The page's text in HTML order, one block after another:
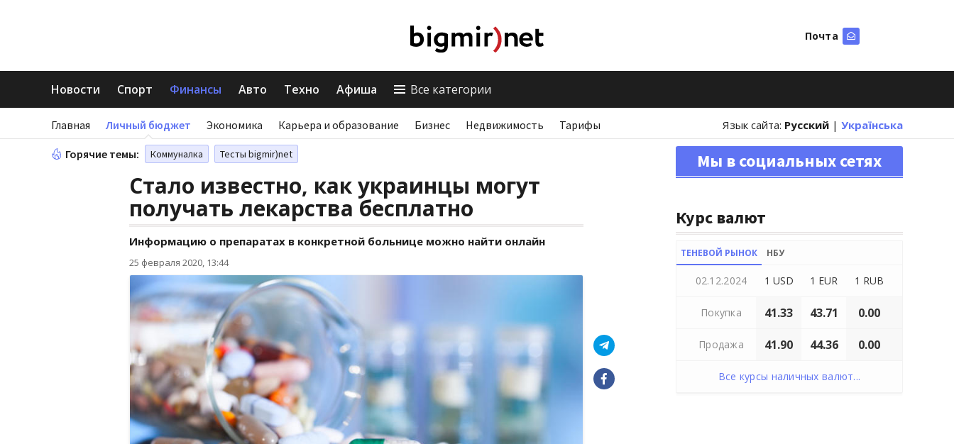
Почта
Новости Спорт Финансы Авто Техно Афиша Все категории
Главная Личный бюджет Экономика Карьера и образование Бизнес Недвижимость Тарифы Язык сайта: Русский | Українська
Горячие темы: Коммуналка Тесты bigmir)net
Стало известно, как украинцы могут
получать лекарства бесплатно
Информацию о препаратах в конкретной больнице можно найти онлайн
25 февраля 2020, 13:44
Мы в социальных сетях
Курс валют
ТЕНЕВОЙ РЫНОК НБУ
02.12.2024 1 USD 1 EUR 1 RUB
Покупка 41.33 43.71 0.00
Продажа 41.90 44.36 0.00
Все курсы наличных валют...